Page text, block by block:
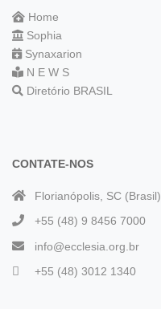
Home
Sophia
Synaxarion
N E W S
Diretório BRASIL
CONTATE-NOS
Florianópolis, SC (Brasil)
+55 (48) 9 8456 7000
info@ecclesia.org.br
+55 (48) 3012 1340